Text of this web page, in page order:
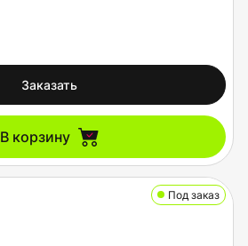
Заказать
В корзину
Под заказ